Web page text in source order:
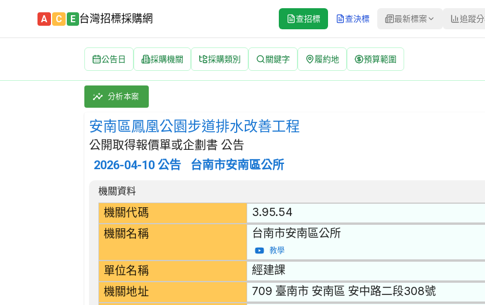
A C E 台灣招標採購網 查招標 查決標 最新標案 追蹤
公告日 採購機關 採購類別 關鍵字 履約地 預算範圍
安南區鳳凰公園步道排水改善工程 招標公告 | 案號：11150408 | 公開取得報價單或企劃書 公告
採購類別：工程類 其他土木工程 | 招標方式：公開取得報價單或企劃書 | 決標方式：最低標 |
分析本案
安南區鳳凰公園步道排水改善工程
公開取得報價單或企劃書 公告
2026-04-10 公告 台南市安南區公所
招標公告詳細內容
機關資料
機關代碼 3.95.54
機關名稱 台南市安南區公所
教學
單位名稱 經建課
機關地址 709 臺南市 安南區 安中路二段308號